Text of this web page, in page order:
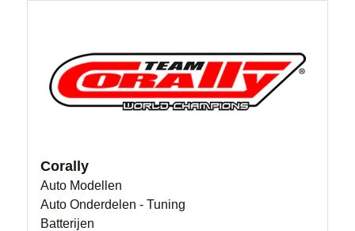
Corally
Auto Modellen
Auto Onderdelen - Tuning
Batterijen